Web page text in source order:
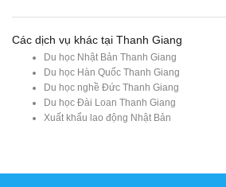
Các dịch vụ khác tại Thanh Giang
Du học Nhật Bản Thanh Giang
Du học Hàn Quốc Thanh Giang
Du học nghề Đức Thanh Giang
Du học Đài Loan Thanh Giang
Xuất khẩu lao động Nhật Bản